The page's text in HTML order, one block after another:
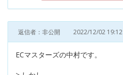
返信者：非公開 2022/12/02 19:12
ECマスターズの中村です。